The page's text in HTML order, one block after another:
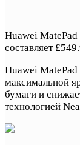
Huawei
составляет
Huawei
максимальной
бумаги и
технологией